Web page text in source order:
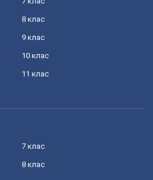
8 клас
9 клас
10 клас
11 клас
7 клас
8 клас